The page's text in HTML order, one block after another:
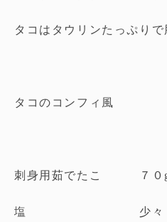
タコはタウリンたっぷりで
タコのコンフィ風
刺身用茹でたこ ７０
塩 少々